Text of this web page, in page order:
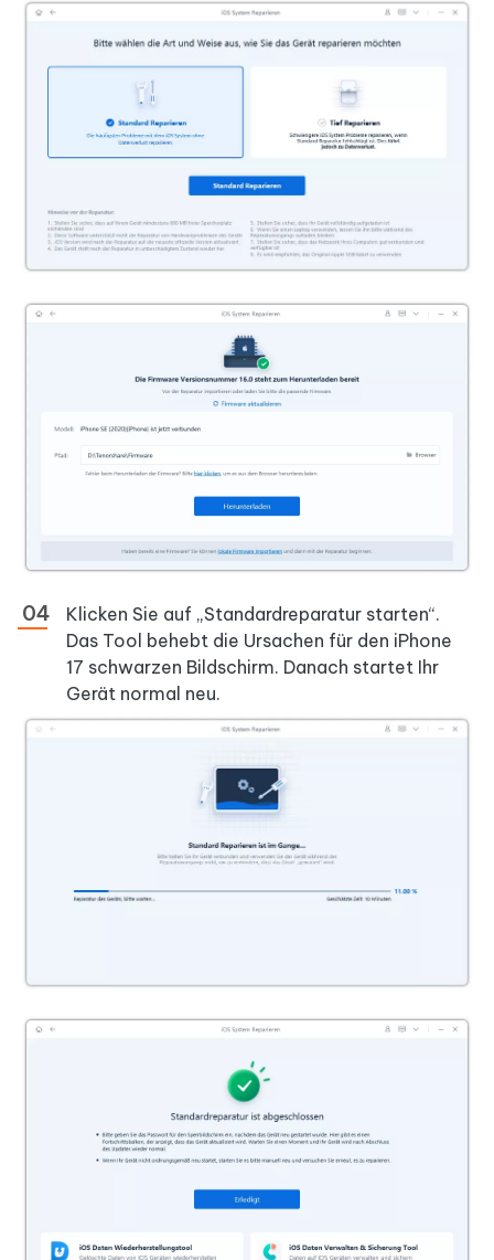
Klicken Sie auf „Standardreparatur starten“.
Das Tool behebt die Ursachen für den iPhone
17 schwarzen Bildschirm. Danach startet Ihr
Gerät normal neu.